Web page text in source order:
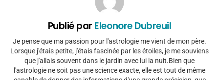
Publié par Eleonore Dubreuil
Je pense que ma passion pour l'astrologie me vient de mon père.
Lorsque j'étais petite, j'étais fascinée par les étoiles, je me souviens
que j'allais souvent dans le jardin avec lui la nuit.Bien que
l'astrologie ne soit pas une science exacte, elle est tout de même